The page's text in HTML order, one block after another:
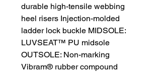
durable high-tensile webbing
heel risers Injection-molded
ladder lock buckle MIDSOLE:
LUVSEAT™ PU midsole
OUTSOLE: Non-marking
Vibram® rubber compound